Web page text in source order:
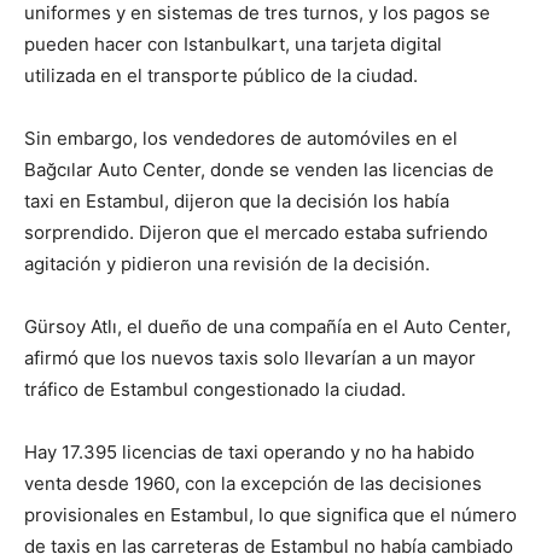
uniformes y en sistemas de tres turnos, y los pagos se
pueden hacer con Istanbulkart, una tarjeta digital
utilizada en el transporte público de la ciudad.
Sin embargo, los vendedores de automóviles en el
Bağcılar Auto Center, donde se venden las licencias de
taxi en Estambul, dijeron que la decisión los había
sorprendido. Dijeron que el mercado estaba sufriendo
agitación y pidieron una revisión de la decisión.
Gürsoy Atlı, el dueño de una compañía en el Auto Center,
afirmó que los nuevos taxis solo llevarían a un mayor
tráfico de Estambul congestionado la ciudad.
Hay 17.395 licencias de taxi operando y no ha habido
venta desde 1960, con la excepción de las decisiones
provisionales en Estambul, lo que significa que el número
de taxis en las carreteras de Estambul no había cambiado